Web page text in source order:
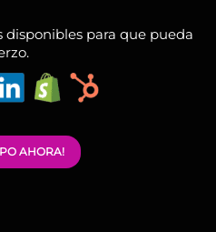
disponibles para que pueda
AHORA!